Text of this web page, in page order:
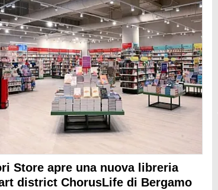
Store apre una nuova libreria
district ChorusLife di Bergamo